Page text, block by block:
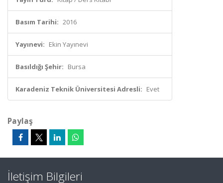
Basım Tarihi: 2016
Yayınevi: Ekin Yayınevi
Basıldığı Şehir: Bursa
Karadeniz Teknik Üniversitesi Adresli: Evet
Paylaş
İletişim Bilgileri